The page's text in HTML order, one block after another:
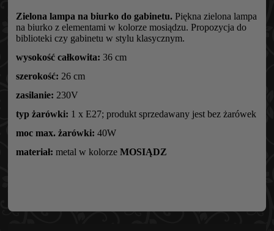
Zielona lampa na biurko do gabinetu. Piękna zielona lampa
na biurko z elementami w kolorze mosiądzu. Propozycja do
biblioteki czy gabinetu w stylu klasycznym.
wysokość całkowita: 36 cm
szerokość: 26 cm
zasilanie: 230V
typ żarówki: 1 x E27; produkt sprzedawany jest bez żarówek
moc max. żarówki: 40W
materiał: metal w kolorze MOSIĄDZ